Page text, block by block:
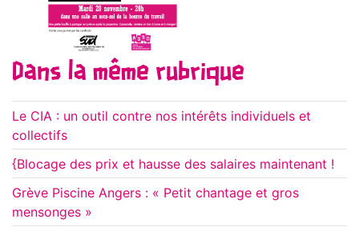
Dans la même rubrique
Le CIA : un outil contre nos intérêts individuels et
collectifs
{Blocage des prix et hausse des salaires maintenant !
Grève Piscine Angers : « Petit chantage et gros
mensonges »